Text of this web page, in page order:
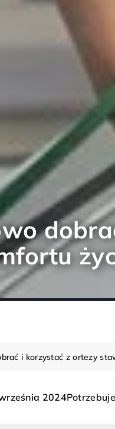
i korzystać z ortezy
2024